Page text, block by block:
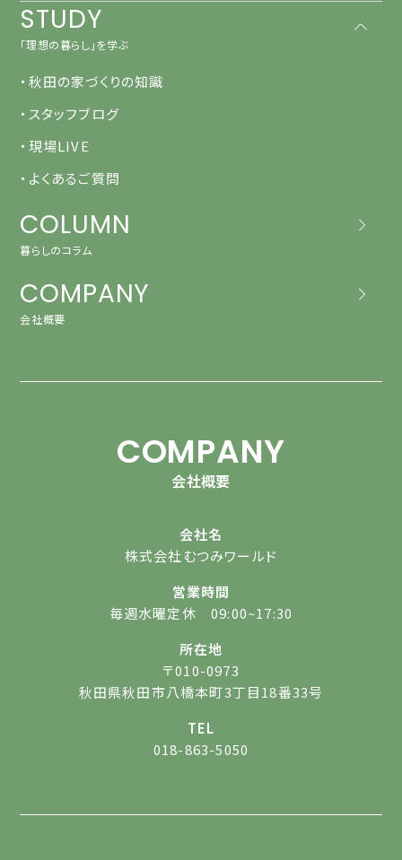
STUDY
「理想の暮らし」を学ぶ
・秋田の家づくりの知識
・スタッフブログ
・現場LIVE
・よくあるご質問
COLUMN
暮らしのコラム
COMPANY
会社概要
COMPANY
会社概要
会社名
株式会社むつみワールド
営業時間
毎週水曜定休 09:00~17:30
所在地
〒010-0973
秋田県秋田市八橋本町3丁目18番33号
TEL
018-863-5050